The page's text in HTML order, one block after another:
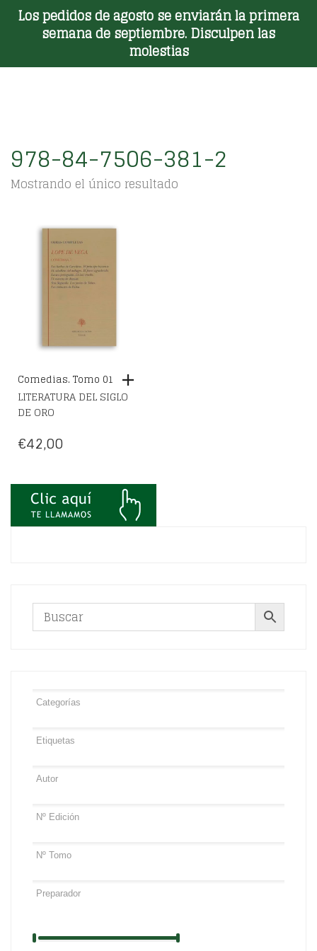
Los pedidos de agosto se enviarán la primera
semana de septiembre. Disculpen las
molestias
Toggle Menu
978-84-7506-381-2
Mostrando el único resultado
Comedias. Tomo 01
LITERATURA DEL SIGLO
DE ORO
€42,00